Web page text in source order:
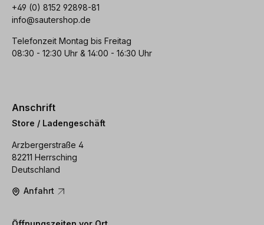
+49 (0) 8152 92898-81
info@sautershop.de
Telefonzeit Montag bis Freitag
08:30 - 12:30 Uhr & 14:00 - 16:30 Uhr
Anschrift
Store / Ladengeschäft
Arzbergerstraße 4
82211 Herrsching
Deutschland
Anfahrt